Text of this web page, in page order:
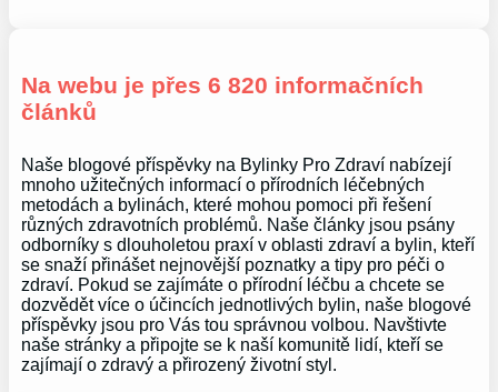
Na webu je přes 6 820 informačních
článků
Naše blogové příspěvky na Bylinky Pro Zdraví nabízejí
mnoho užitečných informací o přírodních léčebných
metodách a bylinách, které mohou pomoci při řešení
různých zdravotních problémů. Naše články jsou psány
odborníky s dlouholetou praxí v oblasti zdraví a bylin, kteří
se snaží přinášet nejnovější poznatky a tipy pro péči o
zdraví. Pokud se zajímáte o přírodní léčbu a chcete se
dozvědět více o účincích jednotlivých bylin, naše blogové
příspěvky jsou pro Vás tou správnou volbou. Navštivte
naše stránky a připojte se k naší komunitě lidí, kteří se
zajímají o zdravý a přirozený životní styl.